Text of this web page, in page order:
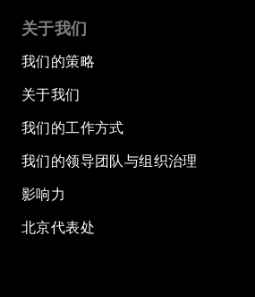
关于我们
我们的策略
关于我们
我们的工作方式
我们的领导团队与组织治理
影响力
北京代表处